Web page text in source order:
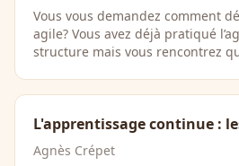
Vous vous demandez comment
agile? Vous avez déjà pratiqué
structure mais vous rencontrez
L'apprentissage continue :
Agnès Crépet